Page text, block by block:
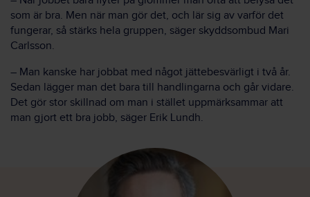
som är bra. Men när man gör det, och lär sig av varför det
fungerar, så stärks hela gruppen, säger skyddsombud Mari
Carlsson.
– Man kanske har jobbat med något jättebesvärligt i två år.
Sedan lägger man det bara till handlingarna och går vidare.
Det gör stor skillnad om man i stället uppmärksammar att
man gjort ett bra jobb, säger Erik Lundh.